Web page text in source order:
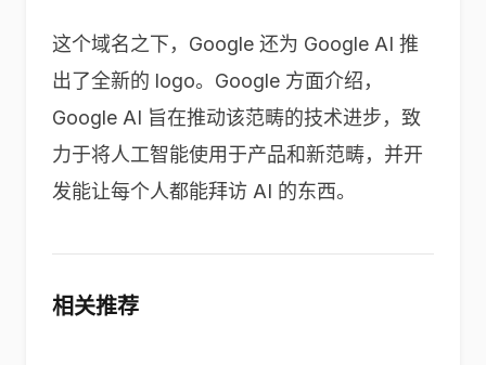
这个域名之下，Google 还为 Google AI 推
出了全新的 logo。Google 方面介绍，
Google AI 旨在推动该范畴的技术进步，致
力于将人工智能使用于产品和新范畴，并开
发能让每个人都能拜访 AI 的东西。
相关推荐